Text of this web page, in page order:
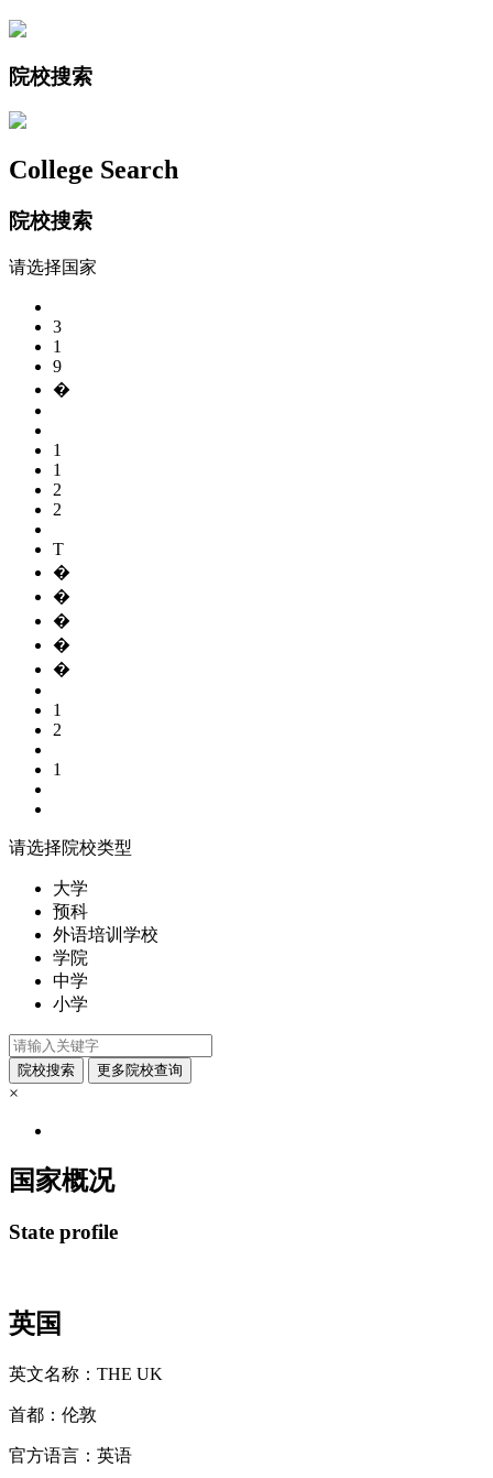
院校搜索
College Search
院校搜索
请选择国家
3
1
9
�
1
1
2
2
T
�
�
�
�
�
1
2
1
请选择院校类型
大学
预科
外语培训学校
学院
中学
小学
×
国家概况
State profile
英国
英文名称： THE UK
首都： 伦敦
官方语言： 英语